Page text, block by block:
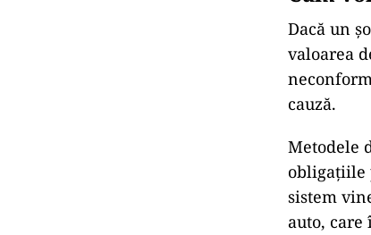
Dacă un
valoarea
cauză.
Metodele
obligațiile
sistem
auto,